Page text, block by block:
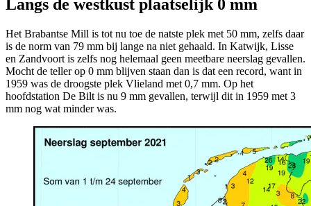
Langs de westkust plaatselijk 0 mm
Het Brabantse Mill is tot nu toe de natste plek met 50 mm, zelfs daar
is de norm van 79 mm bij lange na niet gehaald. In Katwijk, Lisse
en Zandvoort is zelfs nog helemaal geen meetbare neerslag gevallen.
Mocht de teller op 0 mm blijven staan dan is dat een record, want in
1959 was de droogste plek Vlieland met 0,7 mm. Op het
hoofdstation De Bilt is nu 9 mm gevallen, terwijl dit in 1959 met 3
mm nog wat minder was.